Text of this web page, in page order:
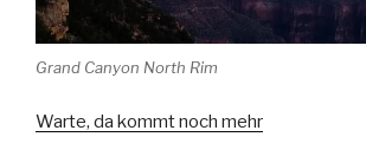
Grand Canyon North Rim
Warte, da kommt noch mehr